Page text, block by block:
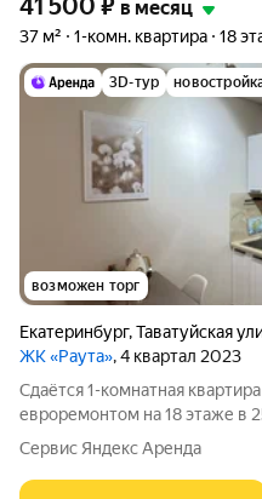
41 500 ₽ в месяц
37 м² 1-комн. квартира 18
3D-тур
возможен торг
Екатеринбург,Таватуйская
ЖК «Раута», 4 квартал 2023
Сдаётся 1-комнатная
евроремонтом на 18 этаже в
месяцев. Из техники есть: Телевизор Стиральная машина
Сушильная машина Холодильник Посудомоечная машина
Кондиционер
Сервис Яндекс Аренда